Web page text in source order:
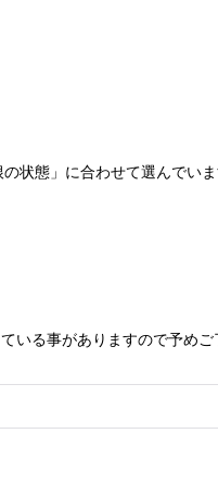
状態」に合わせて選んでいま
いる事がありますので予めご